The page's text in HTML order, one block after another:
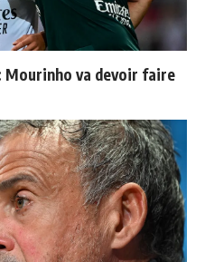
Mourinho va devoir faire